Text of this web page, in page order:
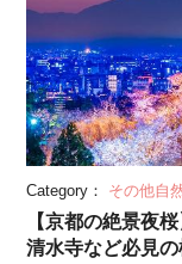
Category： その他自
【京都の絶景夜
清水寺など必見